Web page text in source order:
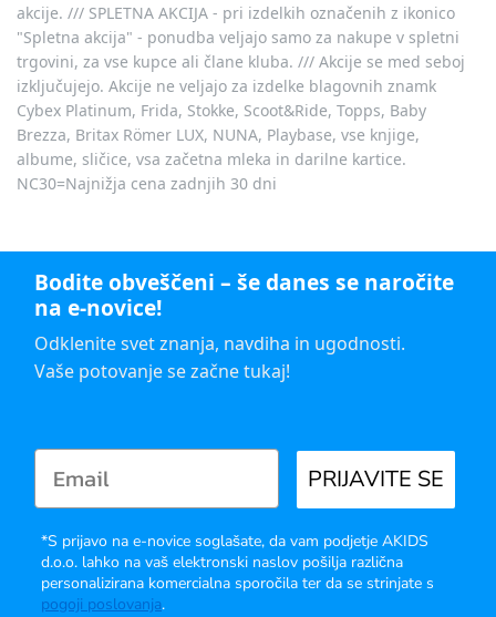
akcije. /// SPLETNA AKCIJA - pri izdelkih označenih z ikonico
"Spletna akcija" - ponudba veljajo samo za nakupe v spletni
trgovini, za vse kupce ali člane kluba. /// Akcije se med seboj
izključujejo. Akcije ne veljajo za izdelke blagovnih znamk
Cybex Platinum, Frida, Stokke, Scoot&Ride, Topps, Baby
Brezza, Britax Römer LUX, NUNA, Playbase, vse knjige,
albume, sličice, vsa začetna mleka in darilne kartice.
NC30=Najnižja cena zadnjih 30 dni
Bodite obveščeni – še danes se naročite
na e-novice!
Odklenite svet znanja, navdiha in ugodnosti.
Vaše potovanje se začne tukaj!
PRIJAVITE SE
*S prijavo na e-novice soglašate, da vam podjetje AKIDS
d.o.o. lahko na vaš elektronski naslov pošilja različna
personalizirana komercialna sporočila ter da se strinjate s
pogoji poslovanja.